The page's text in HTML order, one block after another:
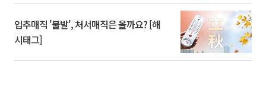
입추매직 '불발', 처서매직은 올까요? [해
시태그]